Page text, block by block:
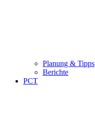
Planung & Tipps
Berichte
PCT